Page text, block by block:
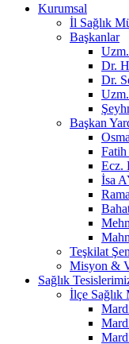
Kurumsal
İl Sağlık
Başkanlar
Dr.
Dr.
Başkan
Ecz.
İsa
Teşkilat
Misyon &
Sağlık
İlçe Sağlık